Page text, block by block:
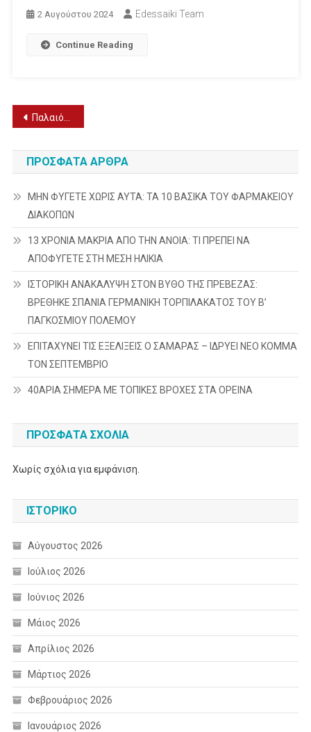
2 Αυγούστου 2024 Edessaiki Team
Continue Reading
Πλοήγηση
άρθρων
Παλαιότερα άρθρα
ΠΡΌΣΦΑΤΑ ΆΡΘΡΑ
ΜΗΝ ΦΥΓΕΤΕ ΧΩΡΙΣ ΑΥΤΑ: ΤΑ 10 ΒΑΣΙΚΑ ΤΟΥ ΦΑΡΜΑΚΕΙΟΥ
ΔΙΑΚΟΠΩΝ
13 ΧΡΟΝΙΑ ΜΑΚΡΙΑ ΑΠΟ ΤΗΝ ΑΝΟΙΑ: ΤΙ ΠΡΕΠΕΙ ΝΑ
ΑΠΟΦΥΓΕΤΕ ΣΤΗ ΜΕΣΗ ΗΛΙΚΙΑ
ΙΣΤΟΡΙΚΗ ΑΝΑΚΑΛΥΨΗ ΣΤΟΝ ΒΥΘΟ ΤΗΣ ΠΡΕΒΕΖΑΣ:
ΒΡΕΘΗΚΕ ΣΠΑΝΙΑ ΓΕΡΜΑΝΙΚΗ ΤΟΡΠΙΛΑΚΑΤΟΣ ΤΟΥ Β’
ΠΑΓΚΟΣΜΙΟΥ ΠΟΛΕΜΟΥ
ΕΠΙΤΑΧΥΝΕΙ ΤΙΣ ΕΞΕΛΙΞΕΙΣ Ο ΣΑΜΑΡΑΣ – ΙΔΡΥΕΙ ΝΕΟ ΚΟΜΜΑ
ΤΟΝ ΣΕΠΤΕΜΒΡΙΟ
40ΑΡΙΑ ΣΗΜΕΡΑ ΜΕ ΤΟΠΙΚΕΣ ΒΡΟΧΕΣ ΣΤΑ ΟΡΕΙΝΑ
ΠΡΌΣΦΑΤΑ ΣΧΌΛΙΑ
Χωρίς σχόλια για εμφάνιση.
ΙΣΤΟΡΙΚΌ
Αύγουστος 2026
Ιούλιος 2026
Ιούνιος 2026
Μάιος 2026
Απρίλιος 2026
Μάρτιος 2026
Φεβρουάριος 2026
Ιανουάριος 2026